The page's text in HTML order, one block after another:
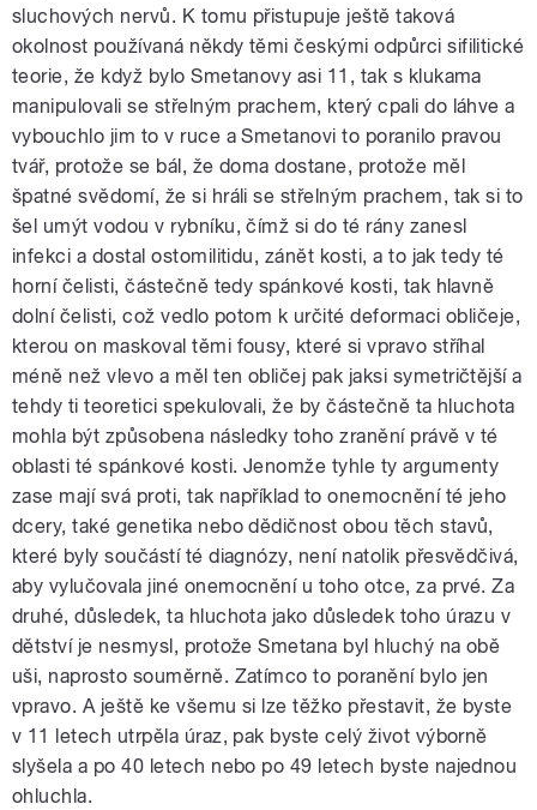
sluchových nervů. K tomu přistupuje ještě taková
okolnost používaná někdy těmi českými odpůrci sifilitické
teorie, že když bylo Smetanovy asi 11, tak s klukama
manipulovali se střelným prachem, který cpali do láhve a
vybouchlo jim to v ruce a Smetanovi to poranilo pravou
tvář, protože se bál, že doma dostane, protože měl
špatné svědomí, že si hráli se střelným prachem, tak si to
šel umýt vodou v rybníku, čímž si do té rány zanesl
infekci a dostal ostomilitidu, zánět kosti, a to jak tedy té
horní čelisti, částečně tedy spánkové kosti, tak hlavně
dolní čelisti, což vedlo potom k určité deformaci obličeje,
kterou on maskoval těmi fousy, které si vpravo stříhal
méně než vlevo a měl ten obličej pak jaksi symetričtější a
tehdy ti teoretici spekulovali, že by částečně ta hluchota
mohla být způsobena následky toho zranění právě v té
oblasti té spánkové kosti. Jenomže tyhle ty argumenty
zase mají svá proti, tak například to onemocnění té jeho
dcery, také genetika nebo dědičnost obou těch stavů,
které byly součástí té diagnózy, není natolik přesvědčivá,
aby vylučovala jiné onemocnění u toho otce, za prvé. Za
druhé, důsledek, ta hluchota jako důsledek toho úrazu v
dětství je nesmysl, protože Smetana byl hluchý na obě
uši, naprosto souměrně. Zatímco to poranění bylo jen
vpravo. A ještě ke všemu si lze těžko přestavit, že byste
v 11 letech utrpěla úraz, pak byste celý život výborně
slyšela a po 40 letech nebo po 49 letech byste najednou
ohluchla.